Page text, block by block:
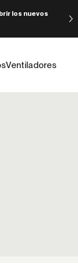
los nuevos
Ventiladores